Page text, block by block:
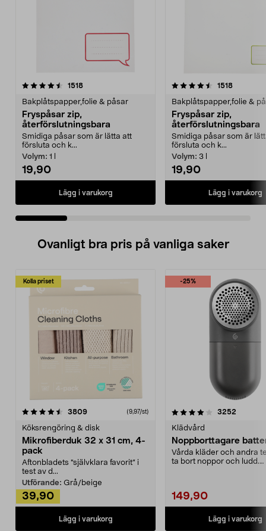
1518recensioner
Bakplåtspapper,folie & påsar
Fryspåsar zip,
återförslutningsbara
Smidiga påsar som är lätta att
försluta och k...
Volym: 1 l
19,90
Lägg i varukorg
4.5 av 5 stjärnor 1518
Bakplåtspapper,folie &
Fryspåsar zip,
återförslutningsbara
Smidiga påsar som är
försluta och k...
Volym: 3 l
19,90
Lägg i varukorg
4.5 av 5 stjärnor
Ovanligt bra pris på vanliga saker
Kolla priset
3809recensioner (9,97/st)
Köksrengöring & disk
Mikrofiberduk 32 x 31 cm, 4-
pack
Aftonbladets "självklara favorit” i
test av d...
Utförande: Grå/beige
39,90
Lägg i varukorg
-25%
4.0av 5 stjärnor 3252
Klädvård
Noppborttagare
Vårda kläder och andra
ta bort noppor och ludd.
149,90
Lägg i varukorg
4.5av 5 stjärnor